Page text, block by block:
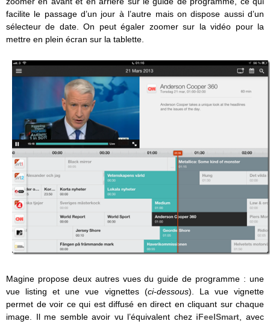
facilite le passage d’un jour à l’autre mais on dispose aussi d’un
sélecteur de date. On peut égaler zoomer sur la vidéo pour la
mettre en plein écran sur la tablette.
Magine propose deux autres vues du guide de programme : une
vue listing et une vue vignettes (ci-dessous). La vue vignette
permet de voir ce qui est diffusé en direct en cliquant sur chaque
image. Il me semble avoir vu l’équivalent chez iFeelSmart, avec